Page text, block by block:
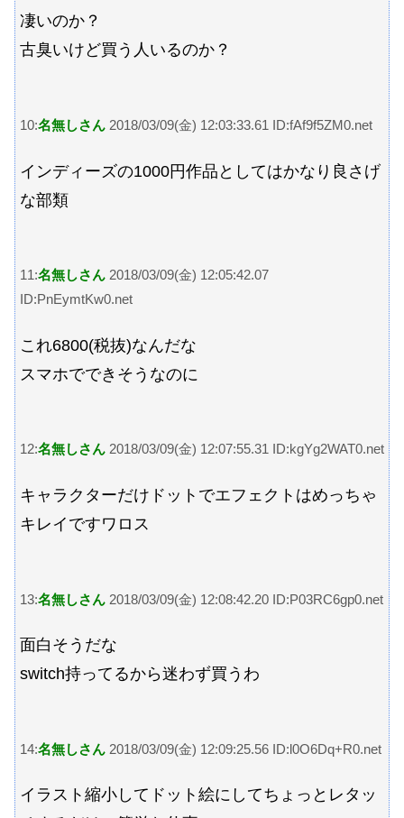
凄いのか？
古臭いけど買う人いるのか？
10:名無しさん 2018/03/09(金) 12:03:33.61 ID:fAf9f5ZM0.net
インディーズの1000円作品としてはかなり良さげ
な部類
11:名無しさん 2018/03/09(金) 12:05:42.07
ID:PnEymtKw0.net
これ6800(税抜)なんだな
スマホでできそうなのに
12:名無しさん 2018/03/09(金) 12:07:55.31 ID:kgYg2WAT0.net
キャラクターだけドットでエフェクトはめっちゃ
キレイですワロス
13:名無しさん 2018/03/09(金) 12:08:42.20 ID:P03RC6gp0.net
面白そうだな
switch持ってるから迷わず買うわ
14:名無しさん 2018/03/09(金) 12:09:25.56 ID:l0O6Dq+R0.net
イラスト縮小してドット絵にしてちょっとレタッ